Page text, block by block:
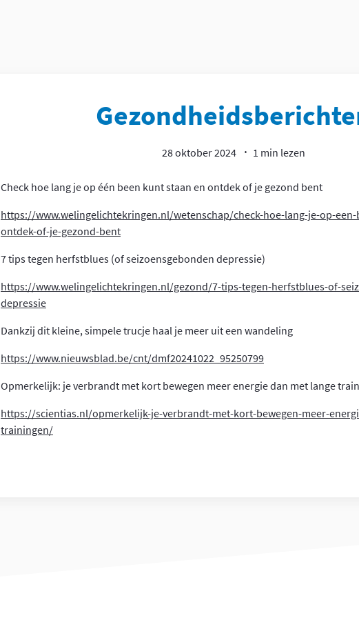
28 oktober 2024 1 min lezen
Check hoe lang je op één been kunt staan en ontdek of je gezond bent
https://www.welingelichtekringen.nl/wetenschap/check-hoe-lang-je-op-
ontdek-of-je-gezond-bent
7 tips tegen herfstblues (of seizoensgebonden depressie)
https://www.welingelichtekringen.nl/gezond/7-tips-tegen-herfstblues-of-
depressie
Dankzij dit kleine, simpele trucje haal je meer uit een wandeling
https://www.nieuwsblad.be/cnt/dmf20241022_95250799
Opmerkelijk: je verbrandt met kort bewegen meer energie dan met lange
https://scientias.nl/opmerkelijk-je-verbrandt-met-kort-bewegen-meer-
trainingen/